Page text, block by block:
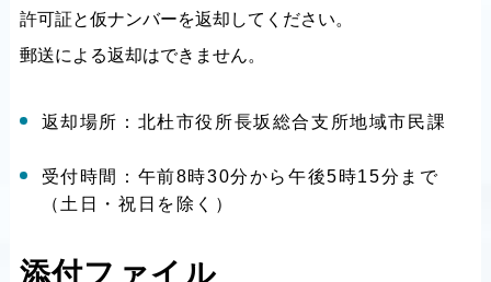
許可証と仮ナンバーを返却してください。
郵送による返却はできません。
返却場所：北杜市役所長坂総合支所地域市民課
受付時間：午前8時30分から午後5時15分まで
（土日・祝日を除く）
添付ファイル